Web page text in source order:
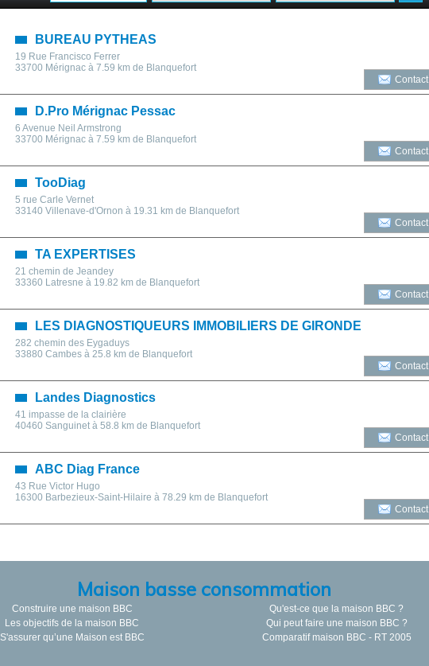
BUREAU PYTHEAS
19 Rue Francisco Ferrer
33700 Mérignac à 7.59 km de Blanquefort
Contact
D.Pro Mérignac Pessac
6 Avenue Neil Armstrong
33700 Mérignac à 7.59 km de Blanquefort
Contact
TooDiag
5 rue Carle Vernet
33140 Villenave-d'Ornon à 19.31 km de Blanquefort
Contact
TA EXPERTISES
21 chemin de Jeandey
33360 Latresne à 19.82 km de Blanquefort
Contact
LES DIAGNOSTIQUEURS IMMOBILIERS DE GIRONDE
282 chemin des Eygaduys
33880 Cambes à 25.8 km de Blanquefort
Contact
Landes Diagnostics
41 impasse de la clairière
40460 Sanguinet à 58.8 km de Blanquefort
Contact
ABC Diag France
43 Rue Victor Hugo
16300 Barbezieux-Saint-Hilaire à 78.29 km de Blanquefort
Contact
Maison basse consommation
Construire une maison BBC
Qu'est-ce que la maison BBC ?
Les objectifs de la maison BBC
Qui peut faire une maison BBC ?
S'assurer qu’une Maison est BBC
Comparatif maison BBC - RT 2005